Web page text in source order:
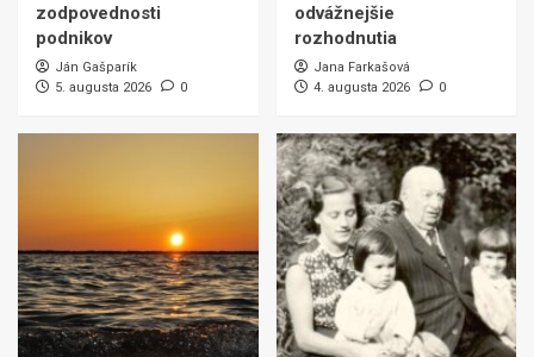
zodpovednosti
podnikov
Ján Gašparík
5. augusta 2026
0
odvážnejšie
rozhodnutia
Jana Farkašová
4. augusta 2026
0